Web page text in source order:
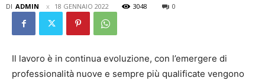
DI ADMIN 18 GENNAIO 2022 3048 0
Il lavoro è in continua evoluzione, con l’emergere di
professionalità nuove e sempre più qualificate vengono